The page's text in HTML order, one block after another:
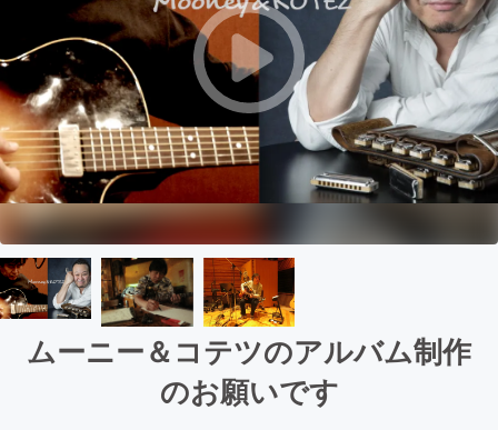
ムーニー＆コテツのアルバム制作
のお願いです